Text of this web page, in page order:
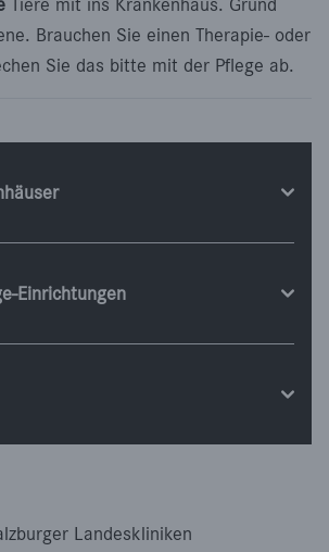
Tiere mit ins Krankenhaus. Grund
Brauchen Sie einen Therapie- oder
Sie das bitte mit der Pflege ab.
Einrichtungen
Landeskliniken